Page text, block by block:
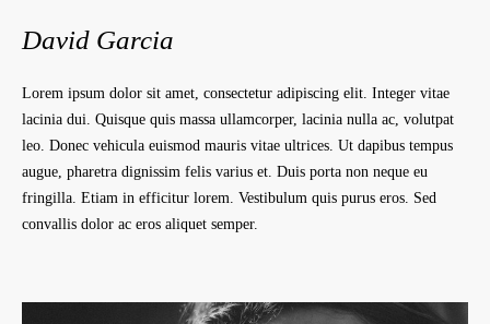
David Garcia
Lorem ipsum dolor sit amet, consectetur adipiscing elit. Integer vitae
lacinia dui. Quisque quis massa ullamcorper, lacinia nulla ac, volutpat
leo. Donec vehicula euismod mauris vitae ultrices. Ut dapibus tempus
augue, pharetra dignissim felis varius et. Duis porta non neque eu
fringilla. Etiam in efficitur lorem. Vestibulum quis purus eros. Sed
convallis dolor ac eros aliquet semper.